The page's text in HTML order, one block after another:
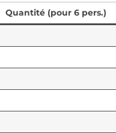
Quantité (pour 6 pers.)